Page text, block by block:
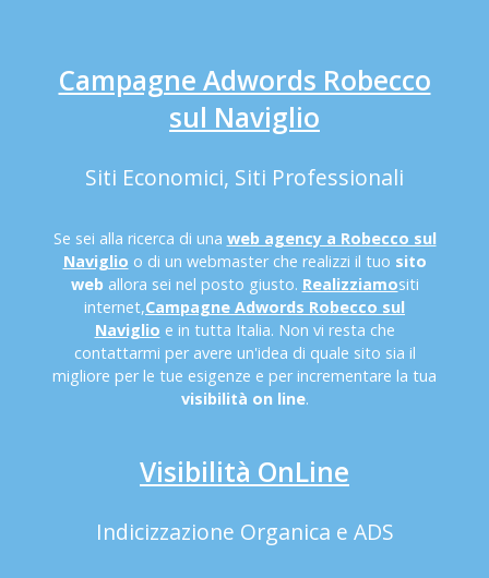
Campagne Adwords Robecco
sul Naviglio
Siti Economici, Siti Professionali
Se sei alla ricerca di una web agency a Robecco sul
Naviglio o di un webmaster che realizzi il tuo sito
web allora sei nel posto giusto. Realizziamositi
internet,Campagne Adwords Robecco sul
Naviglio e in tutta Italia. Non vi resta che
contattarmi per avere un'idea di quale sito sia il
migliore per le tue esigenze e per incrementare la tua
visibilità on line.
Visibilità OnLine
Indicizzazione Organica e ADS